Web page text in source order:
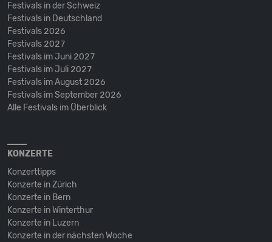
Festivals in der Schweiz
Festivals in Deutschland
Festivals 2026
Festivals 2027
Festivals im Juni 2027
Festivals im Juli 2027
Festivals im August 2026
Festivals im September 2026
Alle Festivals im Überblick
KONZERTE
Konzerttipps
Konzerte in Zürich
Konzerte in Bern
Konzerte in Winterthur
Konzerte in Luzern
Konzerte in der nächsten Woche